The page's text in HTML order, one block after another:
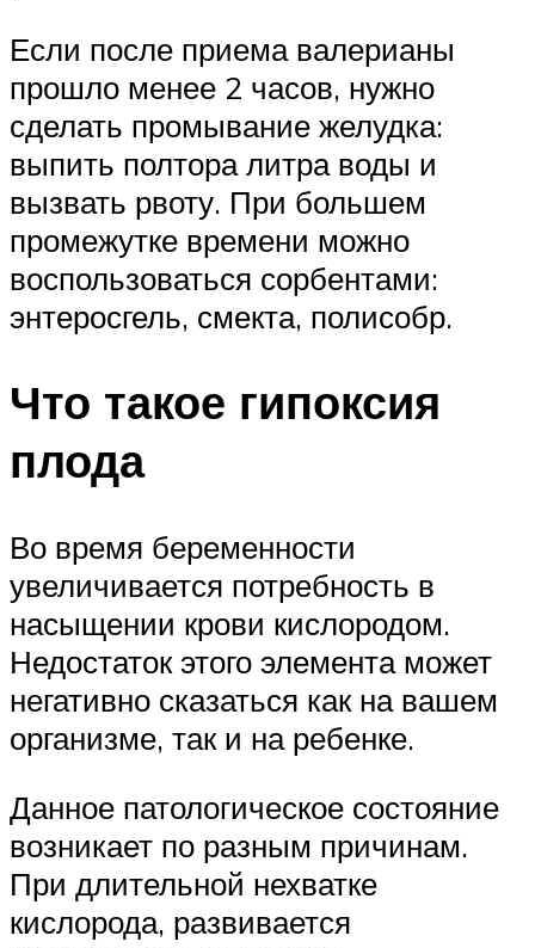
Если после приема валерианы
прошло менее 2 часов, нужно
сделать промывание желудка:
выпить полтора литра воды и
вызвать рвоту. При большем
промежутке времени можно
воспользоваться сорбентами:
энтеросгель, смекта, полисобр.
Что такое гипоксия
плода
Во время беременности
увеличивается потребность в
насыщении крови кислородом.
Недостаток этого элемента может
негативно сказаться как на вашем
организме, так и на ребенке.
Данное патологическое состояние
возникает по разным причинам.
При длительной нехватке
кислорода, развивается